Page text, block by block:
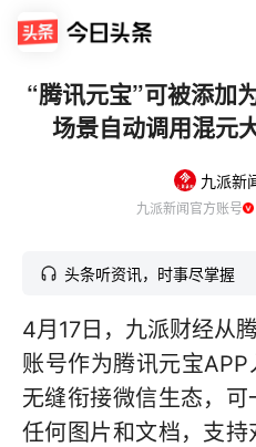
“腾讯元宝”可被添加
场景自动调用混元
九派新
九派新闻官方账号
头条听资讯，时事尽掌握
4月17日，九派财经从
账号作为腾讯元宝
无缝衔接微信生态，
任何图片和文档，支